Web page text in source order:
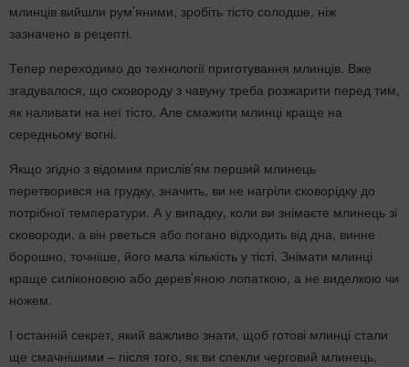
млинців вийшли рум’яними, зробіть тісто солодше, ніж
зазначено в рецепті.
Тепер переходимо до технології приготування млинців. Вже
згадувалося, що сковороду з чавуну треба розжарити перед тим,
як наливати на неї тісто. Але смажити млинці краще на
середньому вогні.
Якщо згідно з відомим прислів’ям перший млинець
перетворився на грудку, значить, ви не нагріли сковорідку до
потрібної температури. А у випадку, коли ви знімаєте млинець зі
сковороди, а він рветься або погано відходить від дна, винне
борошно, точніше, його мала кількість у тісті. Знімати млинці
краще силіконовою або дерев’яною лопаткою, а не виделкою чи
ножем.
І останній секрет, який важливо знати, щоб готові млинці стали
ще смачнішими – після того, як ви спекли черговий млинець,